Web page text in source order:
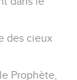
des cieux
Prophète,